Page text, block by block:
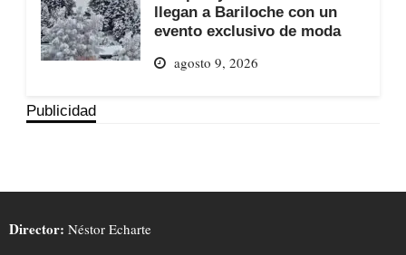
llegan a Bariloche con un
evento exclusivo de moda
agosto 9, 2026
Publicidad
Director: Néstor Echarte